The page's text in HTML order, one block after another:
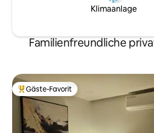
Klimaanlage
Familienfreundliche
Beliebter Gäste-Favorit.
Gäste-Favorit